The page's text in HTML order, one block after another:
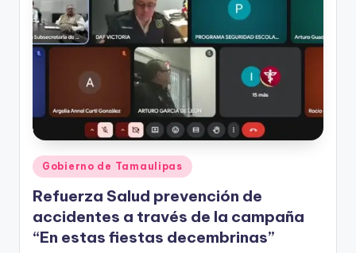
Publicado
en
Gobierno de Tamaulipas
Refuerza Salud prevención de
accidentes a través de la campaña
“En estas fiestas decembrinas”